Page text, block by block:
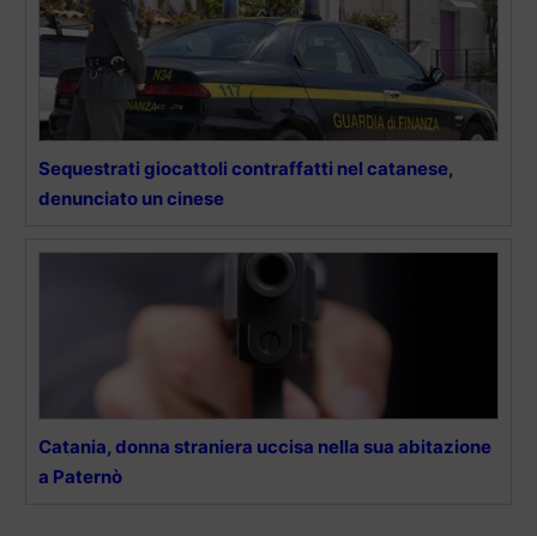
Sequestrati giocattoli contraffatti nel catanese,
denunciato un cinese
Catania, donna straniera uccisa nella sua abitazione
a Paternò